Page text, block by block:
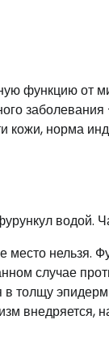
функцию от
заболевания
кожи, норма
водой.
нельзя.
случае
в толщу
внедряется,